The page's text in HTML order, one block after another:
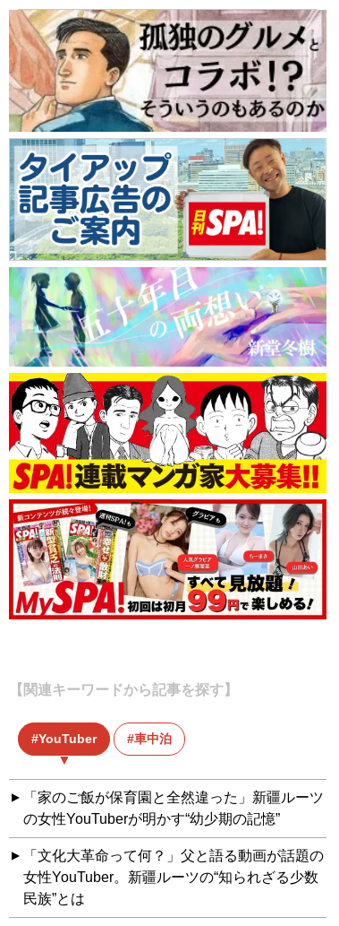
【関連キーワードから記事を探す】
YouTuber 車中泊
「家のご飯が保育園と全然違った」新疆ルーツ
の女性YouTuberが明かす“幼少期の記憶”
「文化大革命って何？」父と語る動画が話題の
女性YouTuber。新疆ルーツの“知られざる少数
民族”とは